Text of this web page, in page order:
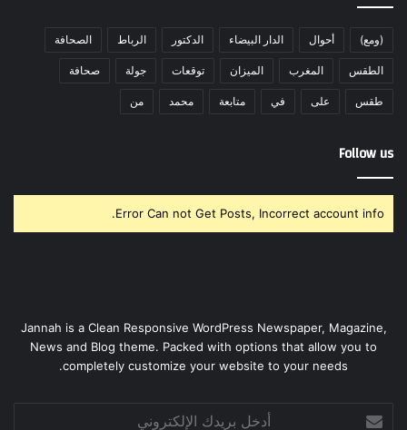
(ومع) أحوال الدار البيضاء الدكتور الرباط الصحافة
الطقس المغرب الميزان توقعات جولة صحافة
طقس على في متابعة محمد من
Follow us
Error Can not Get Posts, Incorrect account info.
Jannah is a Clean Responsive WordPress Newspaper, Magazine,
News and Blog theme. Packed with options that allow you to
completely customize your website to your needs.